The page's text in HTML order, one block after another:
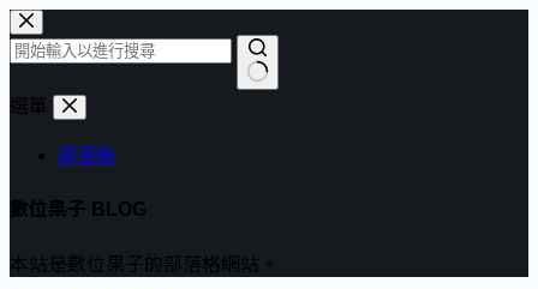
跳
至
要
找
合
件
選單
部落格
數位果子 BLOG
本站是數位果子的部落格網站。